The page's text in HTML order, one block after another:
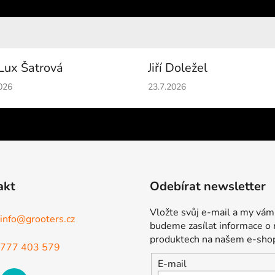
Šatrová
obchodu je 5 z 5 hvězdiček.
Jiří Doležel
Hodnocení obchodu je 5 z 5
23.7.2026
info@grooters.cz
777 403 579
Odebírat newsletter
Vložte svůj e-mail a my vám
budeme zasílat informace o
produktech na našem e-
E-mail